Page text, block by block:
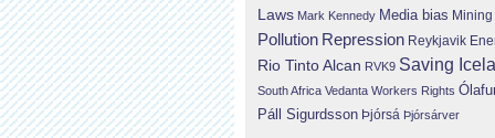
Laws Mark Kennedy Media bias Mining
Pollution Repression Reykjavik
Rio Tinto Alcan RVK9 Saving
South Africa Vedanta Workers Rights
Páll Sigurdsson Þjórsá Þjórsárver